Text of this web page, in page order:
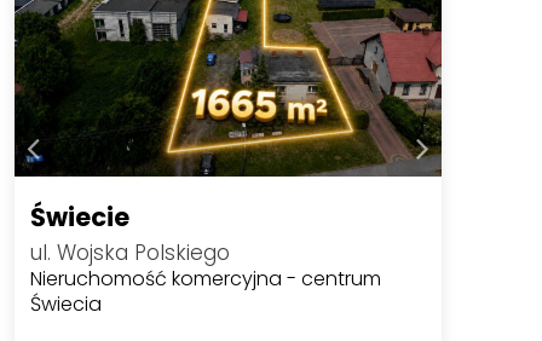
Świecie
ul. Wojska Polskiego
Nieruchomość komercyjna - centrum
Świecia